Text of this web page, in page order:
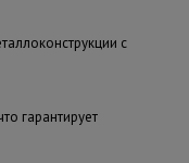
с
гарантирует